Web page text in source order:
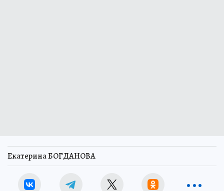
Екатерина БОГДАНОВА